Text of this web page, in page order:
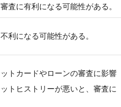
査に有利になる可能性がある。
利になる可能性がある。
トカードやローンの審査に影響
トヒストリーが悪いと、審査に